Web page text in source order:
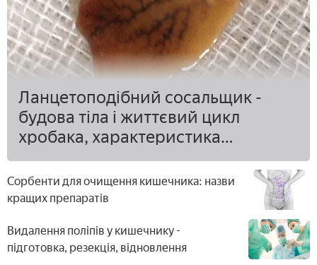
Ланцетоподібний сосальщик -
будова тіла і життєвий цикл
хробака, характеристика
представників класу
Сорбенти для очищення кишечника: назви
кращих препаратів
Видалення поліпів у кишечнику -
підготовка, резекція, відновлення